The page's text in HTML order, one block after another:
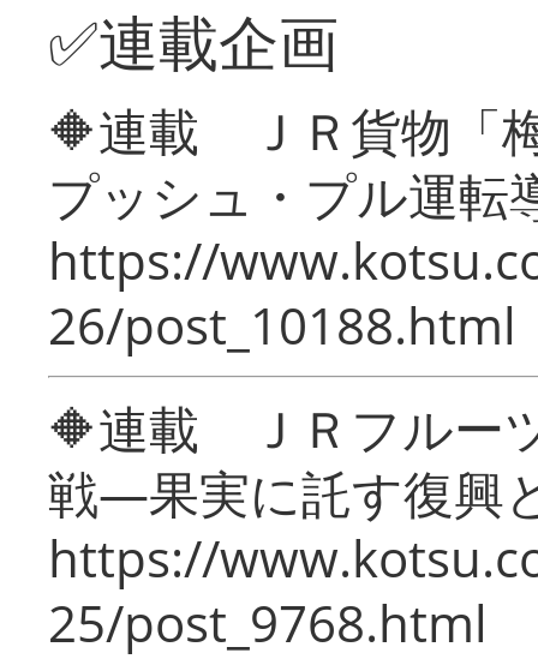
✅連載企画
🔶連載 ＪＲ貨物「
プッシュ・プル運転
https://
26/post_10188.html
🔶連載 ＪＲフルー
戦―果実に託す復興
https://
25/post_9768.html